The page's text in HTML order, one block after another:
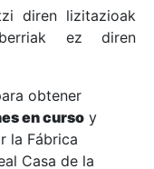
diren lizitazioak
ez diren
obtener
en curso y
la Fábrica
Casa de la